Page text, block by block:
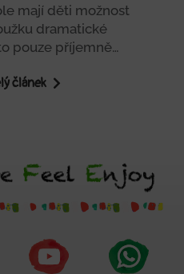
mají děti možnost
dramatické
pouze příjemně…
článek